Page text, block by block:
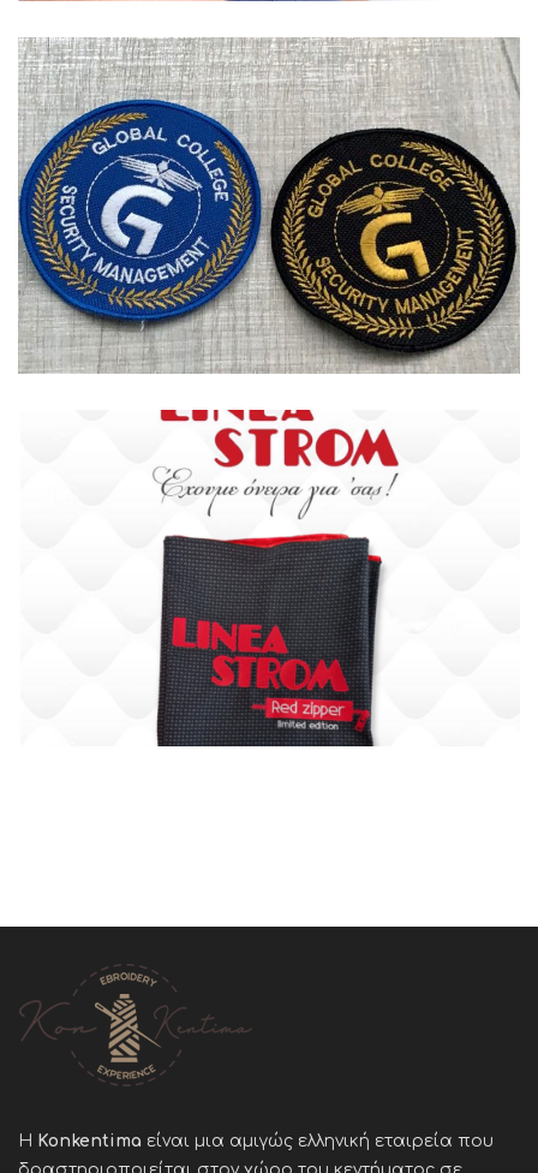
Αξεσουάρ
Αξεσουάρ Ξενοδοχεία
Η Konkentima είναι μια αμιγώς ελληνική εταιρεία που